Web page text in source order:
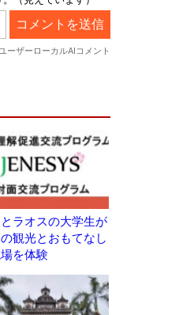
ラオスの大学生が
観光とおもてなし
を体験